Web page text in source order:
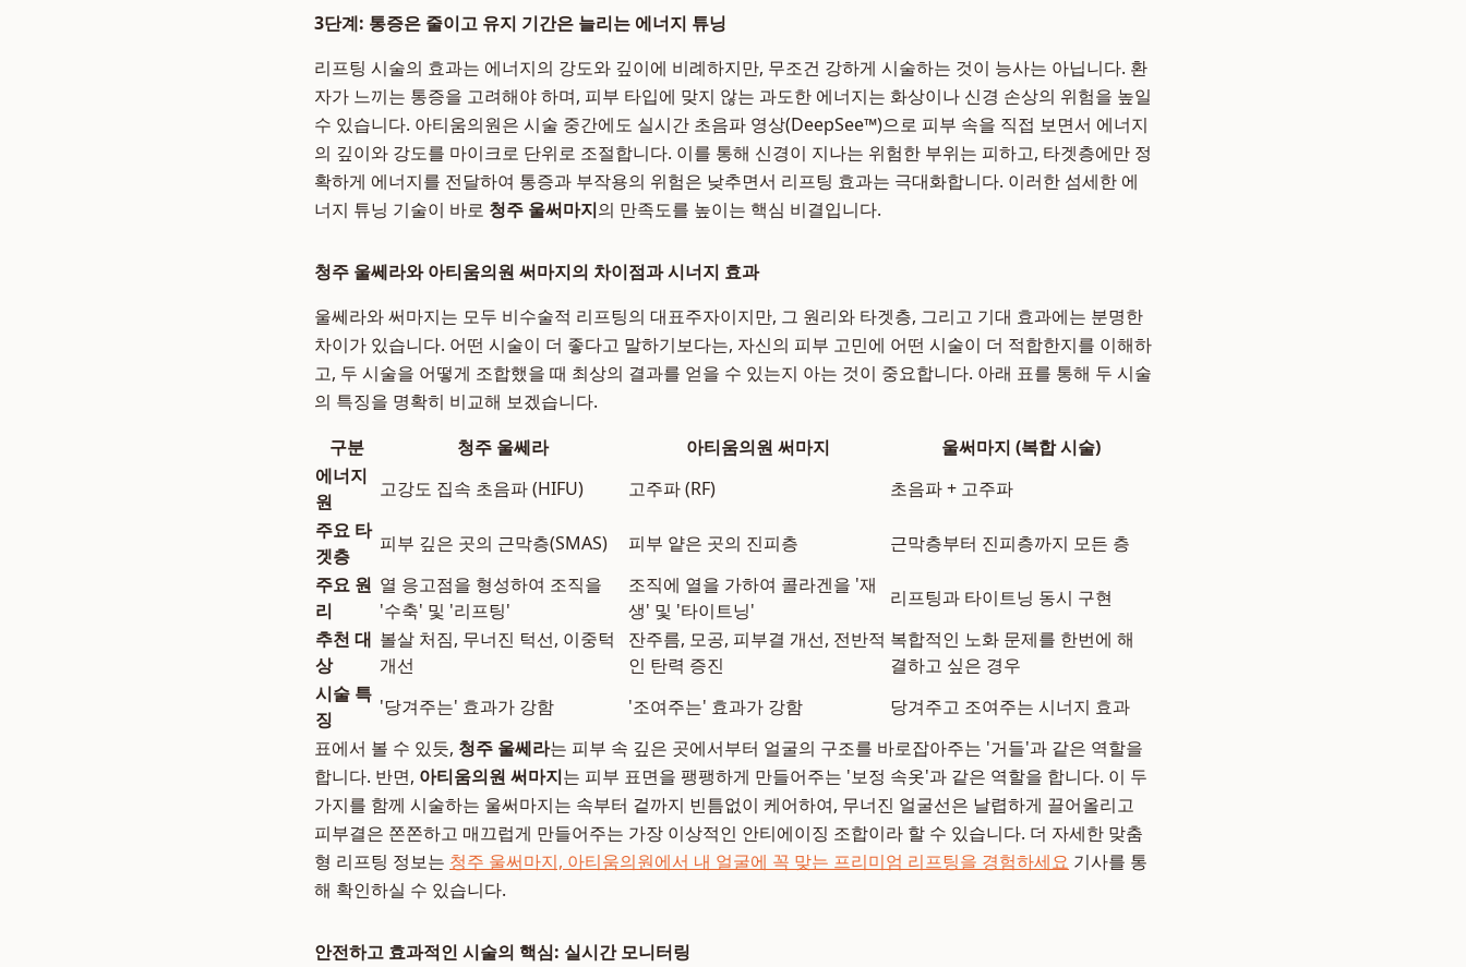
3단계: 통증은 줄이고 유지 기간은 늘리는 에너지 튜닝
리프팅 시술의 효과는 에너지의 강도와 깊이에 비례하지만, 무조건 강하게 시술하는 것이 능사는 아닙니다. 환
자가 느끼는 통증을 고려해야 하며, 피부 타입에 맞지 않는 과도한 에너지는 화상이나 신경 손상의 위험을 높일
수 있습니다. 아티움의원은 시술 중간에도 실시간 초음파 영상(DeepSee™)으로 피부 속을 직접 보면서 에너지
의 깊이와 강도를 마이크로 단위로 조절합니다. 이를 통해 신경이 지나는 위험한 부위는 피하고, 타겟층에만 정
확하게 에너지를 전달하여 통증과 부작용의 위험은 낮추면서 리프팅 효과는 극대화합니다. 이러한 섬세한 에
너지 튜닝 기술이 바로 청주 울써마지의 만족도를 높이는 핵심 비결입니다.
청주 울쎄라와 아티움의원 써마지의 차이점과 시너지 효과
울쎄라와 써마지는 모두 비수술적 리프팅의 대표주자이지만, 그 원리와 타겟층, 그리고 기대 효과에는 분명한
차이가 있습니다. 어떤 시술이 더 좋다고 말하기보다는, 자신의 피부 고민에 어떤 시술이 더 적합한지를 이해하
고, 두 시술을 어떻게 조합했을 때 최상의 결과를 얻을 수 있는지 아는 것이 중요합니다. 아래 표를 통해 두 시술
의 특징을 명확히 비교해 보겠습니다.
구분
청주 울쎄라 아티움의원 써마지
울써마지 (복합 시술)
에너지
원
고강도 집속 초음파 (HIFU) 고주파 (RF)
초음파 + 고주파
주요 타
겟층
피부 깊은 곳의 근막층(SMAS) 피부 얕은 곳의 진피층
근막층부터 진피층까지 모든 층
주요 원
리
열 응고점을 형성하여 조직을
'수축' 및 '리프팅'
조직에 열을 가하여 콜라겐을 '재
생' 및 '타이트닝'
리프팅과 타이트닝 동시 구현
추천 대
상
볼살 처짐, 무너진 턱선, 이중턱
개선
잔주름, 모공, 피부결 개선, 전반적
인 탄력 증진
복합적인 노화 문제를 한번에 해
결하고 싶은 경우
시술 특
징
'당겨주는' 효과가 강함 '조여주는' 효과가 강함
당겨주고 조여주는 시너지 효과
표에서 볼 수 있듯, 청주 울쎄라는 피부 속 깊은 곳에서부터 얼굴의 구조를 바로잡아주는 '거들'과 같은 역할을
합니다. 반면, 아티움의원 써마지는 피부 표면을 팽팽하게 만들어주는 '보정 속옷'과 같은 역할을 합니다. 이 두
가지를 함께 시술하는 울써마지는 속부터 겉까지 빈틈없이 케어하여, 무너진 얼굴선은 날렵하게 끌어올리고
피부결은 쫀쫀하고 매끄럽게 만들어주는 가장 이상적인 안티에이징 조합이라 할 수 있습니다. 더 자세한 맞춤
형 리프팅 정보는 청주 울써마지, 아티움의원에서 내 얼굴에 꼭 맞는 프리미엄 리프팅을 경험하세요 기사를 통
해 확인하실 수 있습니다.
안전하고 효과적인 시술의 핵심: 실시간 모니터링